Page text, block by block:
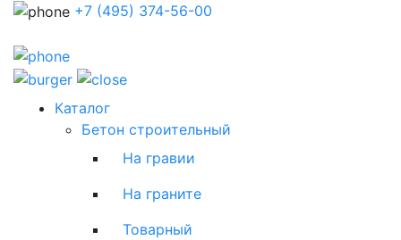
+7 (495) 374-56-00
Каталог
Бетон строительный
На гравии
На граните
Товарный